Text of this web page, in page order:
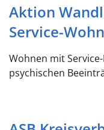
Aktion
Service-
Wohnen mit
psychischen